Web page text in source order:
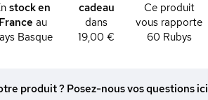
stock en
France au
Basque
cadeau
dans
19,00 €
Ce produit
vous rapporte
60 Rubys
produit ? Posez-nous vos questions ici